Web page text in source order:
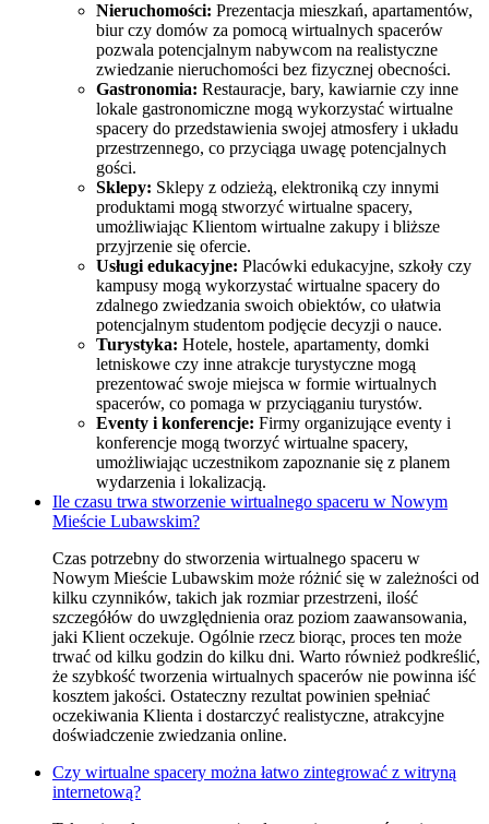
Nieruchomości: Prezentacja mieszkań, apartamentów,
biur czy domów za pomocą wirtualnych spacerów
pozwala potencjalnym nabywcom na realistyczne
zwiedzanie nieruchomości bez fizycznej obecności.
Gastronomia: Restauracje, bary, kawiarnie czy inne
lokale gastronomiczne mogą wykorzystać wirtualne
spacery do przedstawienia swojej atmosfery i układu
przestrzennego, co przyciąga uwagę potencjalnych
gości.
Sklepy: Sklepy z odzieżą, elektroniką czy innymi
produktami mogą stworzyć wirtualne spacery,
umożliwiając Klientom wirtualne zakupy i bliższe
przyjrzenie się ofercie.
Usługi edukacyjne: Placówki edukacyjne, szkoły czy
kampusy mogą wykorzystać wirtualne spacery do
zdalnego zwiedzania swoich obiektów, co ułatwia
potencjalnym studentom podjęcie decyzji o nauce.
Turystyka: Hotele, hostele, apartamenty, domki
letniskowe czy inne atrakcje turystyczne mogą
prezentować swoje miejsca w formie wirtualnych
spacerów, co pomaga w przyciąganiu turystów.
Eventy i konferencje: Firmy organizujące eventy i
konferencje mogą tworzyć wirtualne spacery,
umożliwiając uczestnikom zapoznanie się z planem
wydarzenia i lokalizacją.
Ile czasu trwa stworzenie wirtualnego spaceru w Nowym
Mieście Lubawskim?
Czas potrzebny do stworzenia wirtualnego spaceru w
Nowym Mieście Lubawskim może różnić się w zależności od
kilku czynników, takich jak rozmiar przestrzeni, ilość
szczegółów do uwzględnienia oraz poziom zaawansowania,
jaki Klient oczekuje. Ogólnie rzecz biorąc, proces ten może
trwać od kilku godzin do kilku dni. Warto również podkreślić,
że szybkość tworzenia wirtualnych spacerów nie powinna iść
kosztem jakości. Ostateczny rezultat powinien spełniać
oczekiwania Klienta i dostarczyć realistyczne, atrakcyjne
doświadczenie zwiedzania online.
Czy wirtualne spacery można łatwo zintegrować z witryną
internetową?